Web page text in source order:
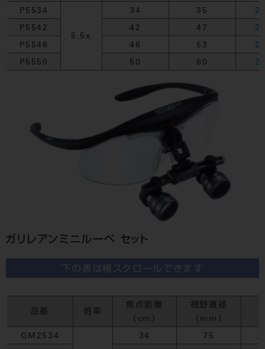
P5534
5.5x
34 35
P5542 42 47
P5546 46 53
P5550 50 60
ガリレアンミニルーペ セット
下の表は横スクロールできます
品番 倍率
焦点距離
（cm）
視野直径
（mm）
GM2534 34 75